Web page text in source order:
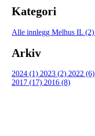
Kategori
Alle innlegg Melhus IL (2)
Arkiv
2024 (1) 2023 (2) 2022 (6)
2017 (17) 2016 (8)